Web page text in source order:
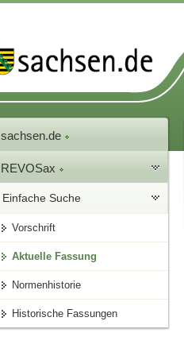
sachsen.de
REVOSax
Einfache Suche
Vorschrift
Aktuelle Fassung
Normenhistorie
Historische Fassungen